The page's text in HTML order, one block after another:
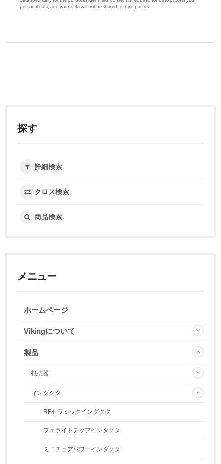
探す
詳細検索
クロス検索
商品検索
メニュー
ホームページ
Vikingについて
製品
抵抗器
インダクタ
RFセラミックインダクタ
フェライトチップインダクタ
ミニチュアパワーインダクタ